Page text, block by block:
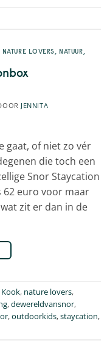
NATURE LOVERS, NATUUR,
JENNITA
gaat, of niet zo vér
die toch een
Snor Staycation
62 euro voor maar
zit er dan in de
Kook, nature lovers,
,dewereldvansnor,
,outdoorkids,staycation,